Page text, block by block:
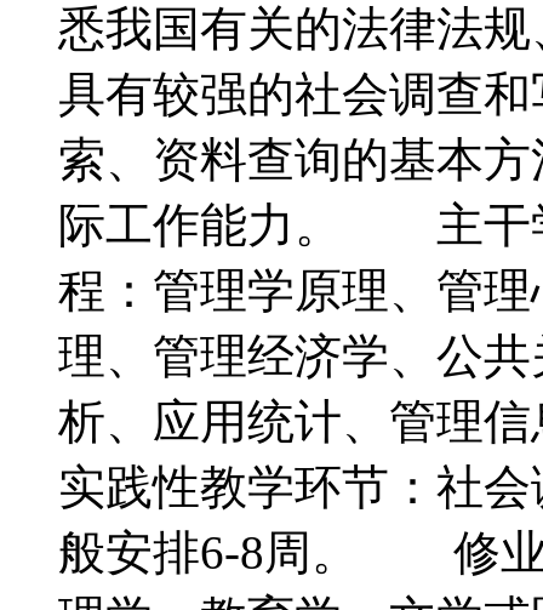
悉我国有关的法律法
具有较强的社会调查
索、资料查询的基本
际工作能力。 主
程：管理学原理、管
理、管理经济学、公
析、应用统计、管理
实践性教学环节：社
般安排6-8周。 修